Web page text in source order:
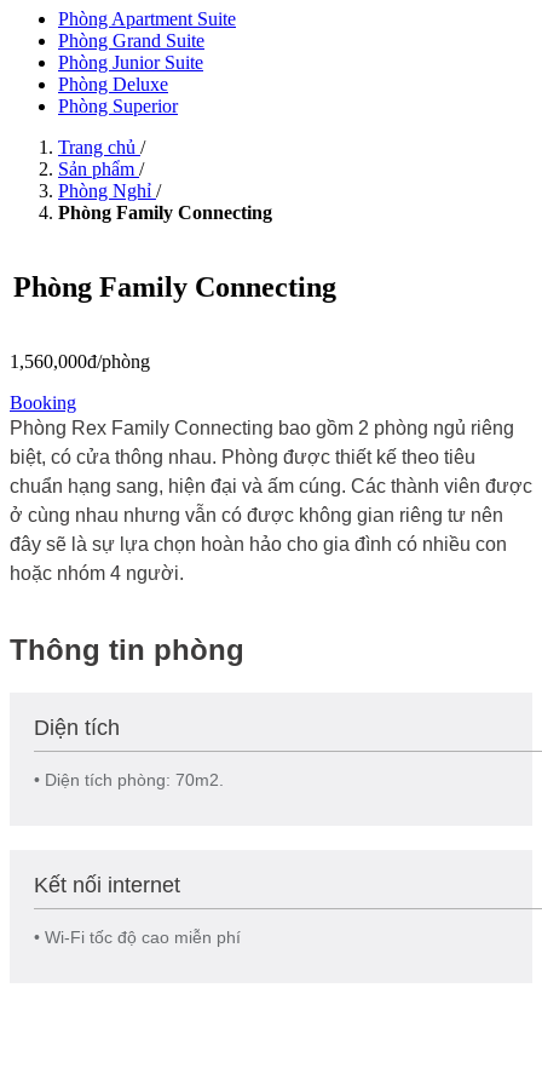
Phòng Apartment Suite
Phòng Grand Suite
Phòng Junior Suite
Phòng Deluxe
Phòng Superior
Trang chủ /
Sản phẩm /
Phòng Nghỉ /
Phòng Family Connecting
Phòng Family Connecting
1,560,000đ/phòng
Booking
Phòng Rex Family Connecting bao gồm 2 phòng ngủ riêng
biệt, có cửa thông nhau. Phòng được thiết kế theo tiêu
chuẩn hạng sang, hiện đại và ấm cúng. Các thành viên được
ở cùng nhau nhưng vẫn có được không gian riêng tư nên
đây sẽ là sự lựa chọn hoàn hảo cho gia đình có nhiều con
hoặc nhóm 4 người.
Thông tin phòng
Diện tích
• Diện tích phòng: 70m2.
Kết nối internet
• Wi-Fi tốc độ cao miễn phí